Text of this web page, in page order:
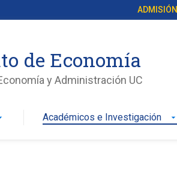
ADMISIÓN
de Economía
y Administración UC
Académicos e Investigación arrow_drop_down